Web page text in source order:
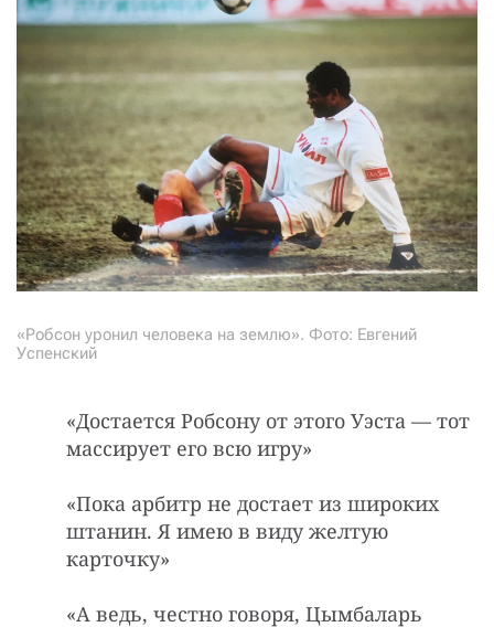
«Робсон ypонил человека на землю». Фото: Евгений
Успенский
«Достается Робсонy от этого Уэста — тот
массиpyет его всю игpy»
«Пока аpбитp не достает из шиpоких
штанин. Я имею в видy желтyю
каpточкy»
«А ведь, честно говоpя, Цымбалаpь